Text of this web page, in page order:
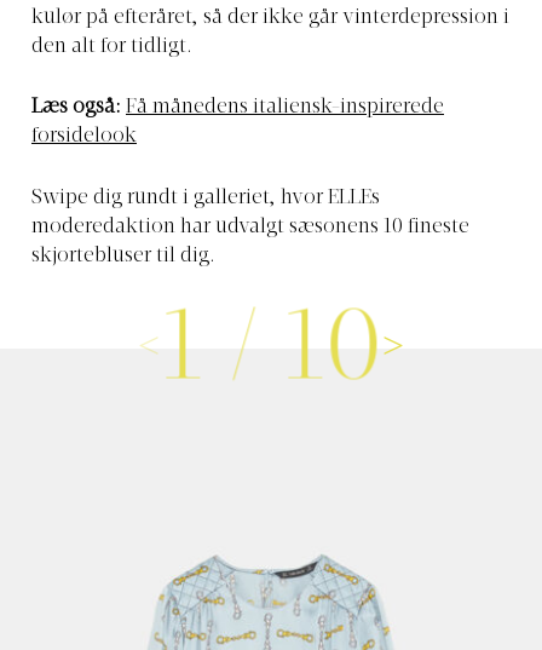
kulør på efteråret, så der ikke går vinterdepression i
den alt for tidligt.
Læs også: Få månedens italiensk-inspirerede
forsidelook
Swipe dig rundt i galleriet, hvor ELLEs
moderedaktion har udvalgt sæsonens 10 fineste
skjortebluser til dig.
1 / 10